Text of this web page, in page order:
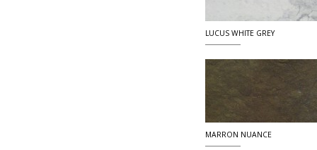
LUCUS WHITE GREY
MARRON NUANCE